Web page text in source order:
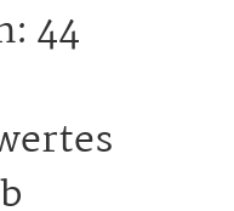
44